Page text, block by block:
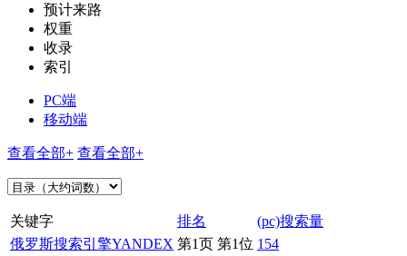
预计来路
权重
收录
索引
PC端
移动端
查看全部+ 查看全部+
关键字 排名
(pc)搜索量
俄罗斯搜索引擎YANDEX 第1页 第1位 154